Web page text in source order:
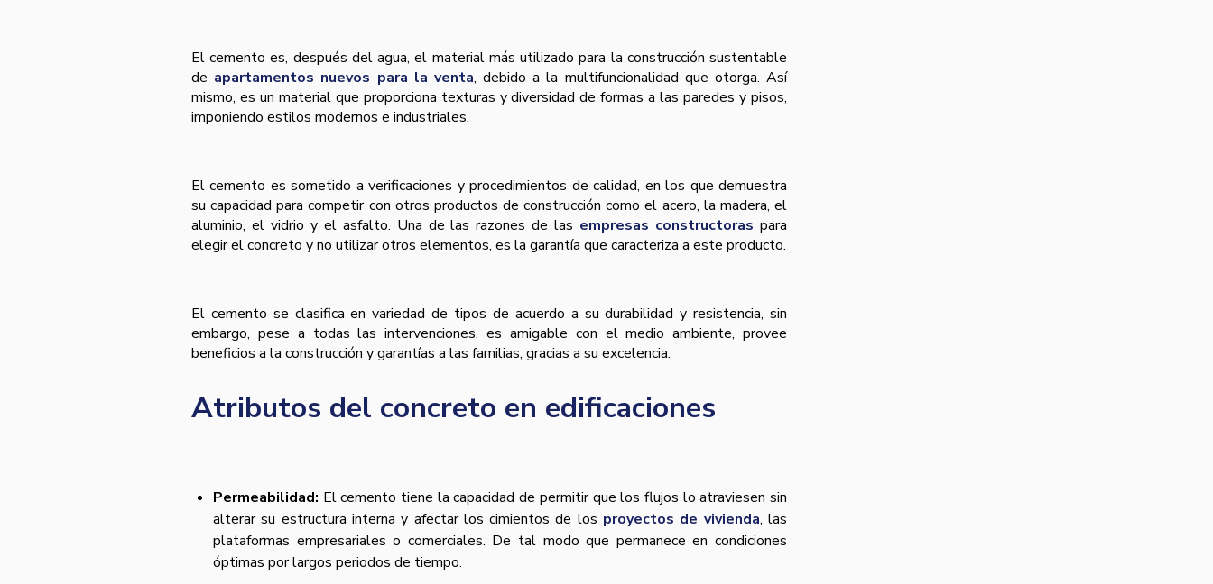
El cemento es, después del agua, el material más utilizado para la construcción sustentable
de apartamentos nuevos para la venta, debido a la multifuncionalidad que otorga. Así
mismo, es un material que proporciona texturas y diversidad de formas a las paredes y pisos,
imponiendo estilos modernos e industriales.
El cemento es sometido a verificaciones y procedimientos de calidad, en los que demuestra
su capacidad para competir con otros productos de construcción como el acero, la madera, el
aluminio, el vidrio y el asfalto. Una de las razones de las empresas constructoras para
elegir el concreto y no utilizar otros elementos, es la garantía que caracteriza a este producto.
El cemento se clasifica en variedad de tipos de acuerdo a su durabilidad y resistencia, sin
embargo, pese a todas las intervenciones, es amigable con el medio ambiente, provee
beneficios a la construcción y garantías a las familias, gracias a su excelencia.
Atributos del concreto en edificaciones
Permeabilidad: El cemento tiene la capacidad de permitir que los flujos lo atraviesen sin
alterar su estructura interna y afectar los cimientos de los proyectos de vivienda, las
plataformas empresariales o comerciales. De tal modo que permanece en condiciones
óptimas por largos periodos de tiempo.